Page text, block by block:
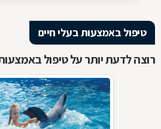
טיפול באמצעות בעלי חיים
רוצה לדעת יותר על טיפול